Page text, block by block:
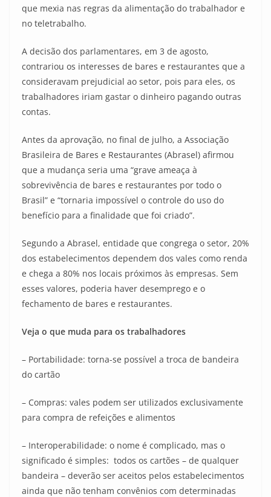
que mexia nas regras da alimentação do trabalhador e
no teletrabalho.
A decisão dos parlamentares, em 3 de agosto,
contrariou os interesses de bares e restaurantes que a
consideravam prejudicial ao setor, pois para eles, os
trabalhadores iriam gastar o dinheiro pagando outras
contas.
Antes da aprovação, no final de julho, a Associação
Brasileira de Bares e Restaurantes (Abrasel) afirmou
que a mudança seria uma “grave ameaça à
sobrevivência de bares e restaurantes por todo o
Brasil” e “tornaria impossível o controle do uso do
benefício para a finalidade que foi criado”.
Segundo a Abrasel, entidade que congrega o setor, 20%
dos estabelecimentos dependem dos vales como renda
e chega a 80% nos locais próximos às empresas. Sem
esses valores, poderia haver desemprego e o
fechamento de bares e restaurantes.
Veja o que muda para os trabalhadores
– Portabilidade: torna-se possível a troca de bandeira
do cartão
– Compras: vales podem ser utilizados exclusivamente
para compra de refeições e alimentos
– Interoperabilidade: o nome é complicado, mas o
significado é simples: todos os cartões – de qualquer
bandeira – deverão ser aceitos pelos estabelecimentos
ainda que não tenham convênios com determinadas